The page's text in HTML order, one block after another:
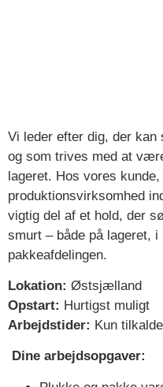
Vi leder efter dig, der kan
og som trives med at
lageret. Hos vores
produktionsvirksomhed
vigtig del af et hold, der
smurt – både på lageret, i
pakkeafdelingen.
Lokation: Østsjælland
Opstart: Hurtigst muligt
Arbejdstider: Kun
Dine arbejdsopgaver: